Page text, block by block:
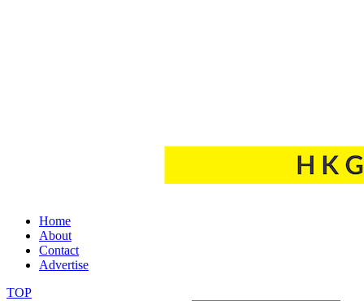
Home
About
Contact
Advertise
TOP